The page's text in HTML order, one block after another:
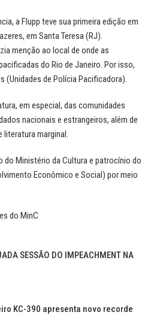
a Flupp teve sua primeira edição em
em Santa Teresa (RJ).
menção ao local de onde as
do Rio de Janeiro. Por isso,
(Unidades de Polícia Pacificadora).
em especial, das comunidades
nacionais e estrangeiros, além de
literatura marginal.
do Ministério da Cultura e patrocínio do
Econômico e Social) por meio
do MinC
SESSÃO DO IMPEACHMENT NA
KC-390 apresenta novo recorde